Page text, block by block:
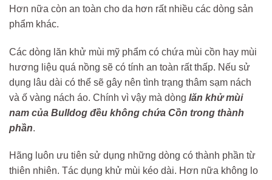
Hơn nữa còn an toàn cho da hơn rất nhiều các dòng sản
phẩm khác.
Các dòng lăn khử mùi mỹ phẩm có chứa mùi cồn hay mùi
hương liệu quá nồng sẽ có tính an toàn rất thấp. Nếu sử
dụng lâu dài có thể sẽ gây nên tình trạng thâm sạm nách
và ố vàng nách áo. Chính vì vậy mà dòng lăn khử mùi
nam của Bulldog đều không chứa Cồn trong thành
phần.
Hãng luôn ưu tiên sử dụng những dòng có thành phần từ
thiên nhiên. Tác dụng khử mùi kéo dài. Hơn nữa không lo